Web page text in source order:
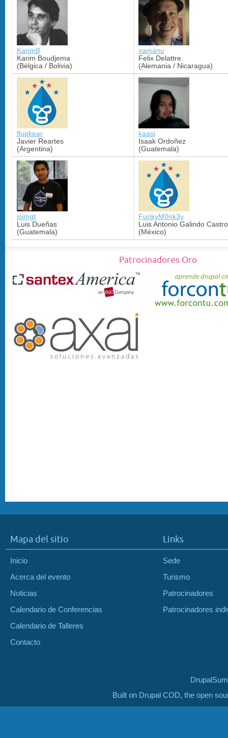
KarimB
Karim Boudjema
(Bélgica / Bolivia)
xamanu
Felix Delattre
(Alemania / Nicaragua)
flupkear
Javier Reartes
(Argentina)
kaasi
Isaak Ordoñez
(Guatemala)
isimgt
Luis Dueñas
(Guatemala)
FunkyM0nk3y
Luis Antonio Galindo Castro
(México)
Patrocinadores Oro
Mapa del sitio
Inicio
Acerca del evento
Noticias
Calendario de Conferencias
Calendario de Talleres
Contacto
Links
Sede
Turismo
Patrocinadores
Patrocinadores
Built on Drupal COD, the open